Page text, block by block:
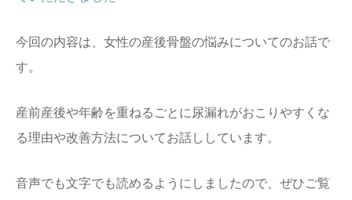
今回の内容は、女性の産後骨盤の悩みについてのお話で
す。
産前産後や年齢を重ねるごとに尿漏れがおこりやすくな
る理由や改善方法についてお話ししています。
音声でも文字でも読めるようにしましたので、ぜひご覧